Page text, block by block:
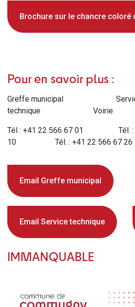
Brochure sur le chancre coloré
Pour en savoir plus :
Greffe municipal
technique Voirie
Tél : +41 22 566 67 01 Tél. :
10 Tél. : +41 22 566 67 26
Email Greffe municipal
Email Service technique
IMMANQUABLE